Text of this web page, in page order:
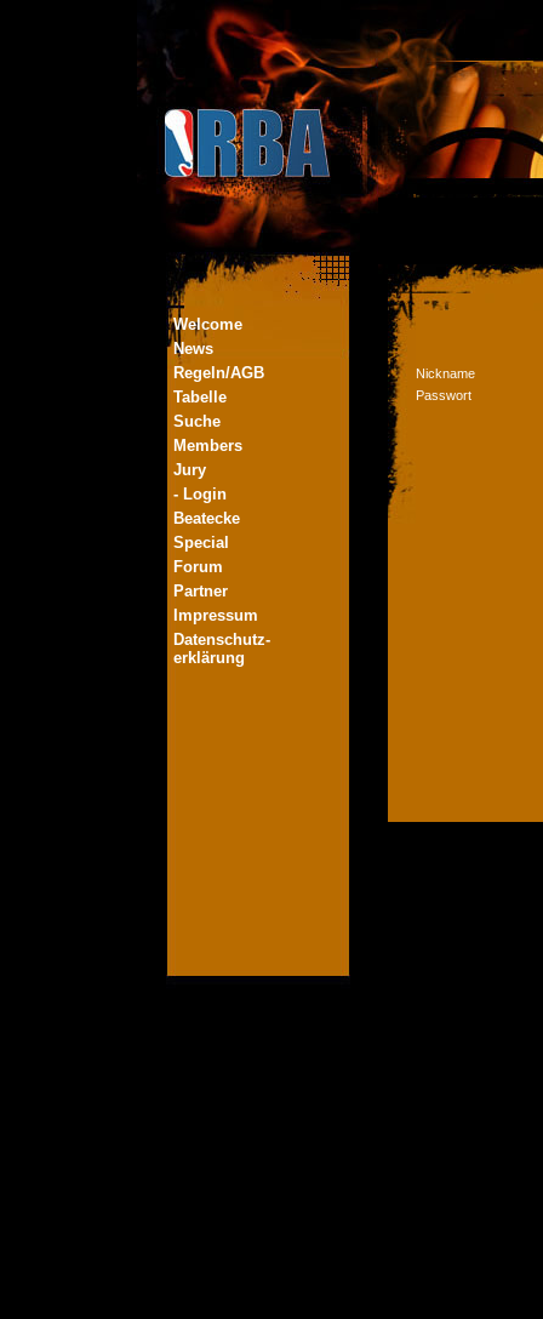
Welcome
News
Regeln/AGB
Tabelle
Suche
Members
Jury
- Login
Beatecke
Special
Forum
Partner
Impressum
Datenschutz-
erklärung
Nickname
Passwort